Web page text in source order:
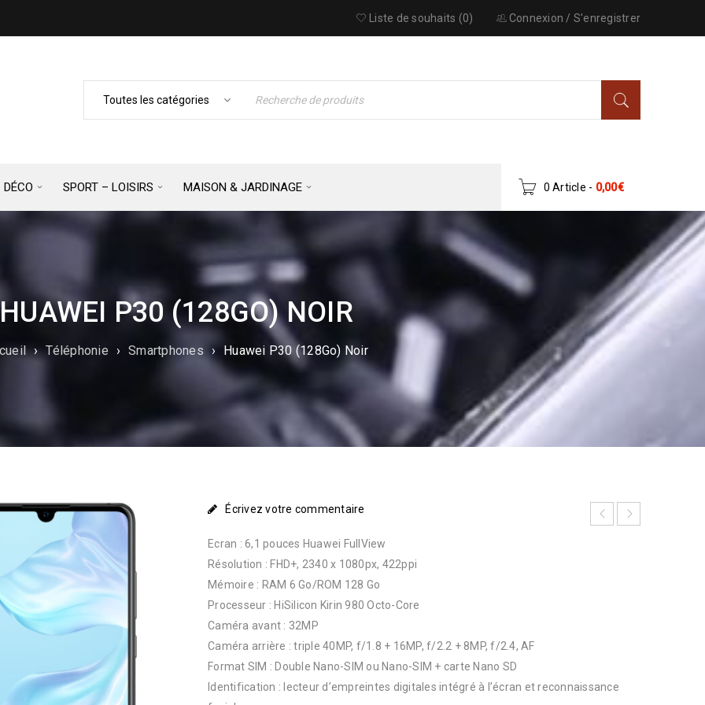
Connexion / S'enregistrer
Liste de souhaits (0)
SPORT – LOISIRS MAISON & JARDINAGE 0 Article - 0,00€
HUAWEI P30 (128GO) NOIR
› Téléphonie › Smartphones › Huawei P30 (128Go) Noir
Écrivez votre commentaire
Ecran : 6,1 pouces Huawei FullView
Résolution : FHD+, 2340 x 1080px, 422ppi
Mémoire : RAM 6 Go/ROM 128 Go
Processeur : HiSilicon Kirin 980 Octo-Core
Caméra avant : 32MP
Caméra arrière : triple 40MP, f/1.8 + 16MP, f/2.2 + 8MP, f/2.4, AF
Format SIM : Double Nano-SIM ou Nano-SIM + carte Nano SD
Identification : lecteur d’empreintes digitales intégré à l’écran et reconnaissance